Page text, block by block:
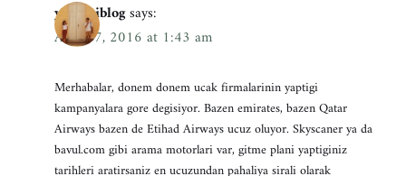
yoldabiblogsays:
Aralık 7, 2016 at 1:43 am
Merhabalar, donem donem ucak firmalarinin yaptigi
kampanyalara gore degisiyor. Bazen emirates, bazen Qatar
Airways bazen de Etihad Airways ucuz oluyor. Skyscaner ya da
bavul.com gibi arama motorlari var, gitme plani yaptiginiz
tarihleri aratirsaniz en ucuzundan pahaliya sirali olarak